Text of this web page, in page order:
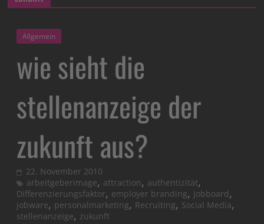
Allgemein
wie sieht die
stellenanzeige der
zukunft aus?
22. November 2010
arbeitgeberimage, attraction, authentizität,
Differenzierungsfaktor, employer branding, jobboard,
jobware, personalmarketing, Recruiting, Social Media,
stellenanzeige, zukunft